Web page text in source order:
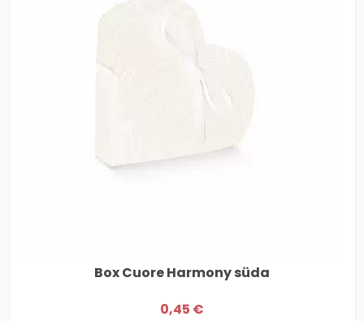
Box Cuore Harmony süda
0,45 €